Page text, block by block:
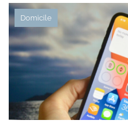
Domicile